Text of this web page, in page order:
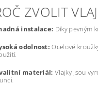
ZVOLIT
instalace: Díky pevným
odolnost: Ocelové
materiál: Vlajky jsou